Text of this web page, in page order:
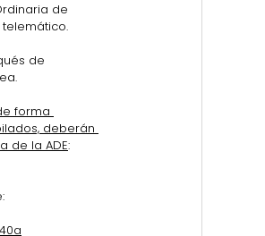
de
de
forma
deberán
de la ADE: